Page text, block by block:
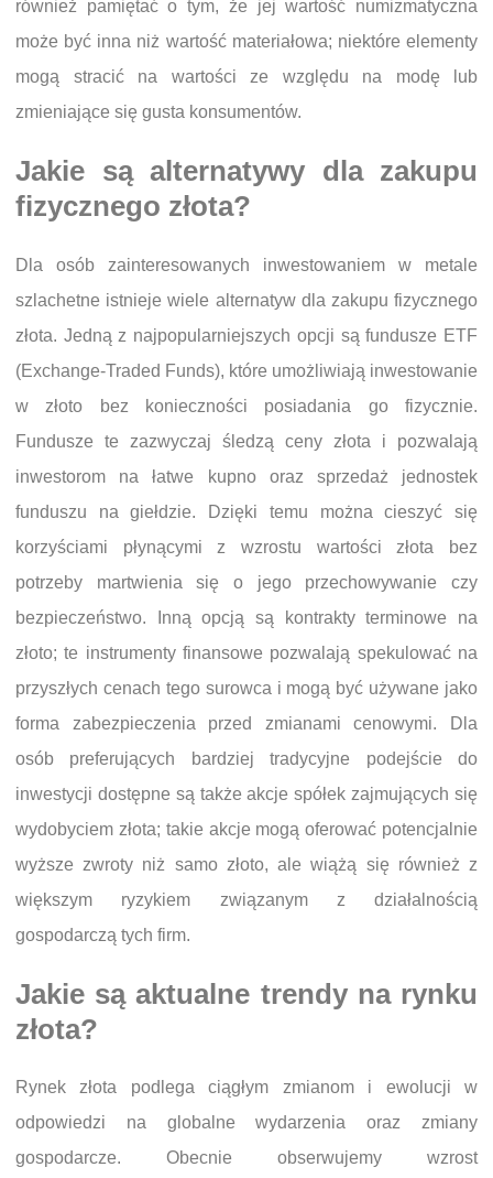
również pamiętać o tym, że jej wartość numizmatyczna
może być inna niż wartość materiałowa; niektóre elementy
mogą stracić na wartości ze względu na modę lub
zmieniające się gusta konsumentów.
Jakie są alternatywy dla zakupu
fizycznego złota?
Dla osób zainteresowanych inwestowaniem w metale
szlachetne istnieje wiele alternatyw dla zakupu fizycznego
złota. Jedną z najpopularniejszych opcji są fundusze ETF
(Exchange-Traded Funds), które umożliwiają inwestowanie
w złoto bez konieczności posiadania go fizycznie.
Fundusze te zazwyczaj śledzą ceny złota i pozwalają
inwestorom na łatwe kupno oraz sprzedaż jednostek
funduszu na giełdzie. Dzięki temu można cieszyć się
korzyściami płynącymi z wzrostu wartości złota bez
potrzeby martwienia się o jego przechowywanie czy
bezpieczeństwo. Inną opcją są kontrakty terminowe na
złoto; te instrumenty finansowe pozwalają spekulować na
przyszłych cenach tego surowca i mogą być używane jako
forma zabezpieczenia przed zmianami cenowymi. Dla
osób preferujących bardziej tradycyjne podejście do
inwestycji dostępne są także akcje spółek zajmujących się
wydobyciem złota; takie akcje mogą oferować potencjalnie
wyższe zwroty niż samo złoto, ale wiążą się również z
większym ryzykiem związanym z działalnością
gospodarczą tych firm.
Jakie są aktualne trendy na rynku
złota?
Rynek złota podlega ciągłym zmianom i ewolucji w
odpowiedzi na globalne wydarzenia oraz zmiany
gospodarcze. Obecnie obserwujemy wzrost